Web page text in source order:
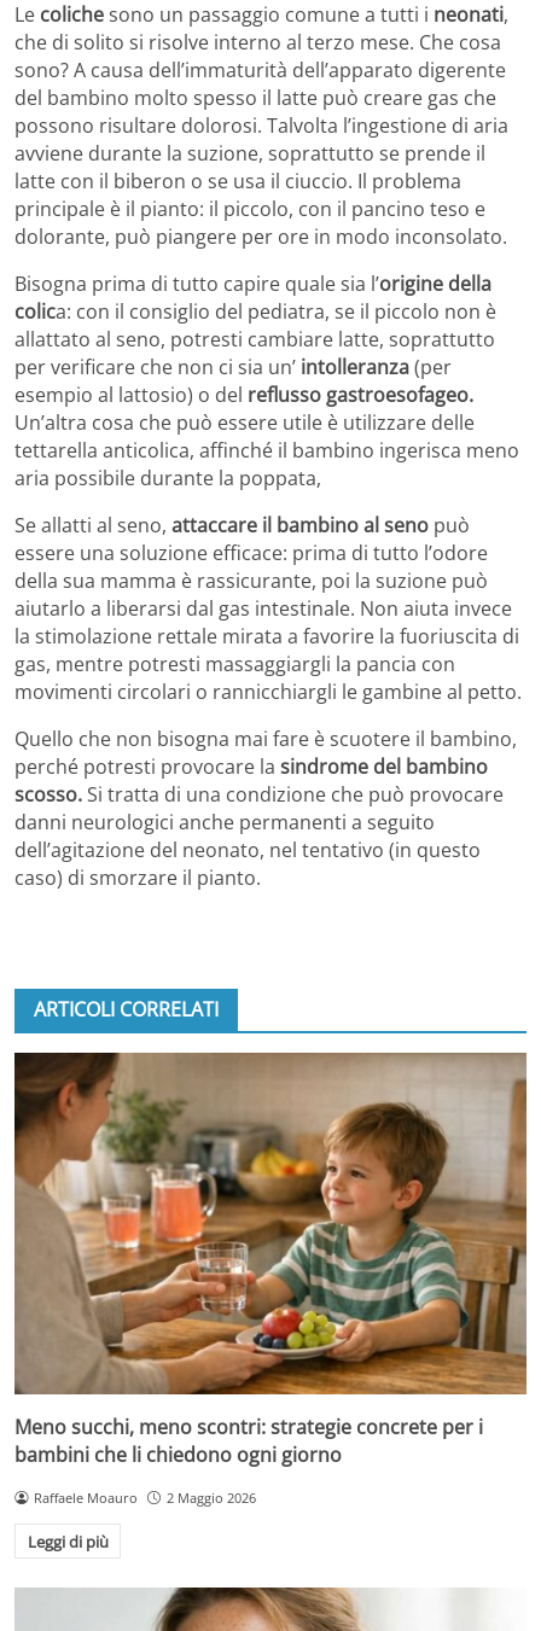
Le colichesono un passaggio comune a tutti i neonati,
che di solito si risolve interno al terzo mese. Che cosa
sono? A causa dell’immaturità dell’apparato digerente
del bambino molto spesso il latte può creare gas che
possono risultare dolorosi. Talvolta l’ingestione di aria
avviene durante la suzione, soprattutto se prende il
latte con il biberon o se usa il ciuccio. Il problema
principale è il pianto: il piccolo, con il pancino teso e
dolorante, può piangere per ore in modo inconsolato.
Bisogna prima di tutto capire quale sia l’origine della
colica: con il consiglio del pediatra, se il piccolo non è
allattato al seno, potresti cambiare latte, soprattutto
per verificare che non ci sia un’ intolleranza(per
esempio al lattosio) o del reflusso gastroesofageo.
Un’altra cosa che può essere utile è utilizzare delle
tettarella anticolica, affinché il bambino ingerisca meno
aria possibile durante la poppata,
Se allatti al seno, attaccare il bambino al seno può
essere una soluzione efficace: prima di tutto l’odore
della sua mamma è rassicurante, poi la suzione può
aiutarlo a liberarsi dal gas intestinale. Non aiuta invece
la stimolazione rettale mirata a favorire la fuoriuscita di
gas, mentre potresti massaggiargli la pancia con
movimenti circolari o rannicchiargli le gambine al petto.
Quello che non bisogna mai fare è scuotere il bambino,
perché potresti provocare la sindrome del bambino
scosso.Si tratta di una condizione che può provocare
danni neurologici anche permanenti a seguito
dell’agitazione del neonato, nel tentativo (in questo
caso) di smorzare il pianto.
ARTICOLI CORRELATI
Meno succhi, meno scontri: strategie concrete per i
bambini che li chiedono ogni giorno
Raffaele Moauro 2 Maggio 2026
Leggi di più